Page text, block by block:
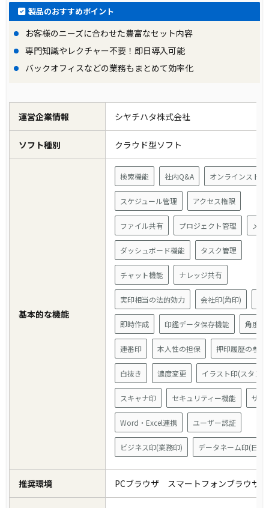
製品のおすすめポイント
お客様のニーズに合わせた豊富なセット内容
専門知識やレクチャー不要！即日導入可能
バックオフィスなどの業務もまとめて効率化
運営企業情報 シヤチハタ株式会社
ソフト種別 クラウド型ソフト
基本的な機能
検索機能 社内Q&A オンラインスト
スケジュール管理 アクセス権限
ファイル共有 プロジェクト管理 メ
ダッシュボード機能 タスク管理
チャット機能 ナレッジ共有
実印相当の法的効力 会社印(角印)
即時作成 印鑑データ保存機能 角度変
連番印 本人性の担保 押印履歴の参照
白抜き 濃度変更 イラスト印(スタン
スキャナ印 セキュリティー機能 サイ
Word・Excel連携 ユーザー認証
ビジネス印(業務印) データネーム印(日付
推奨環境 PCブラウザ スマートフォンブラウザ